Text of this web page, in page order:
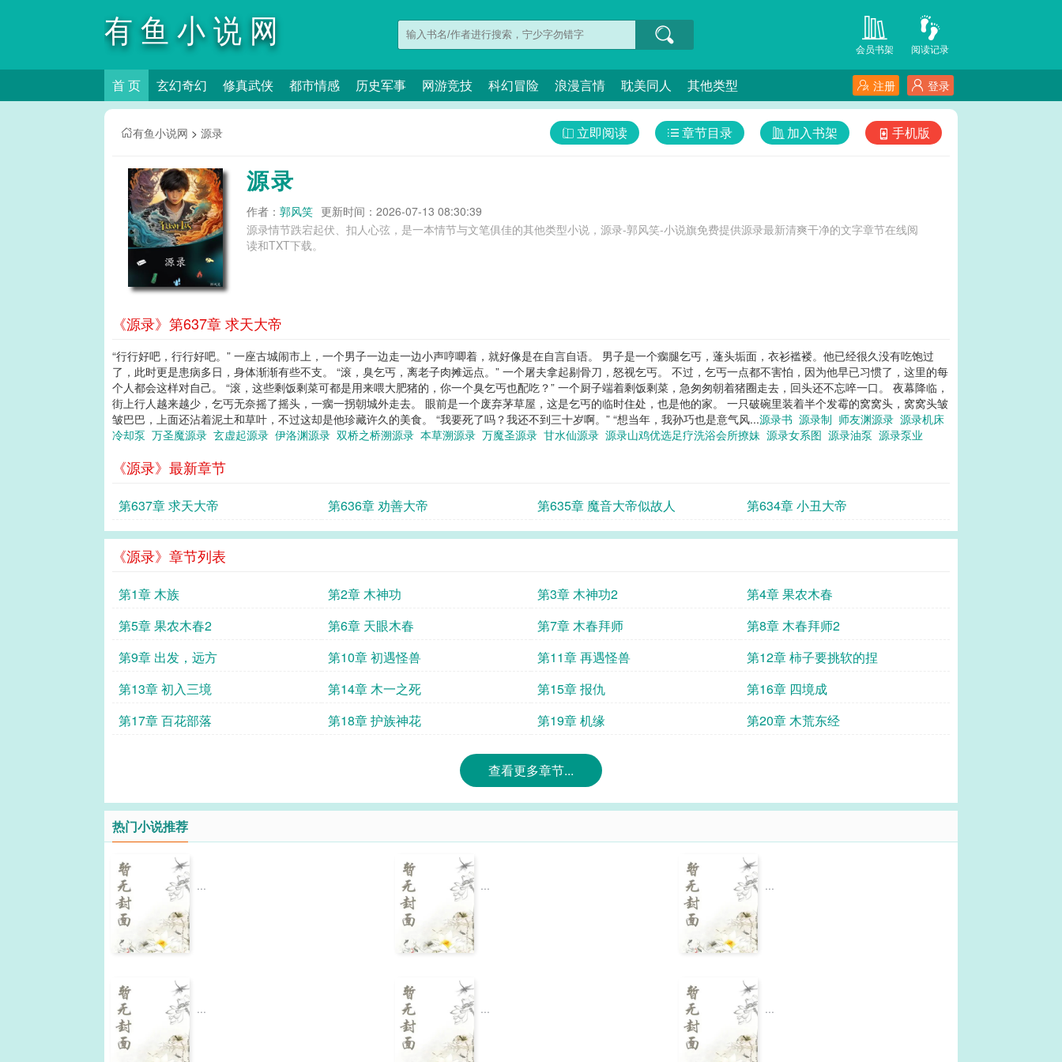
有鱼小说网 阅读记录
会员书架
首 页 玄幻奇幻 修真武侠 都市情感 历史军事 网游竞技 科幻冒险 浪漫言情 耽美同人 其他类型 登录
注册
有鱼小说网 > 源录 手机版
加入书架
章节目录
立即阅读
源录
作者： 郭风笑 更新时间：2026-07-13 08:30:39
源录情节跌宕起伏、扣人心弦，是一本情节与文笔俱佳的其他类型小说，源录-郭风笑-小说旗免费提供源录最新清爽干净的文字章节在线阅
读和TXT下载。
《源录》第637章 求天大帝
“行行好吧，行行好吧。” 一座古城闹市上，一个男子一边走一边小声哼唧着，就好像是在自言自语。 男子是一个瘸腿乞丐，蓬头垢面，衣衫褴褛。他已经很久没有吃饱过
了，此时更是患病多日，身体渐渐有些不支。 “滚，臭乞丐，离老子肉摊远点。” 一个屠夫拿起剔骨刀，怒视乞丐。 不过，乞丐一点都不害怕，因为他早已习惯了，这里的每
个人都会这样对自己。 “滚，这些剩饭剩菜可都是用来喂大肥猪的，你一个臭乞丐也配吃？” 一个厨子端着剩饭剩菜，急匆匆朝着猪圈走去，回头还不忘啐一口。 夜幕降临，
街上行人越来越少，乞丐无奈摇了摇头，一瘸一拐朝城外走去。 眼前是一个废弃茅草屋，这是乞丐的临时住处，也是他的家。 一只破碗里装着半个发霉的窝窝头，窝窝头皱
皱巴巴，上面还沾着泥土和草叶，不过这却是他珍藏许久的美食。 “我要死了吗？我还不到三十岁啊。” “想当年，我孙巧也是意气风...源录书 源录制 师友渊源录 源录机床
冷却泵 万圣魔源录 玄虚起源录 伊洛渊源录 双桥之桥溯源录 本草溯源录 万魔圣源录 甘水仙源录 源录山鸡优选足疗洗浴会所撩妹 源录女系图 源录油泵 源录泵业
《源录》最新章节
第637章 求天大帝 第636章 劝善大帝 第635章 魔音大帝似故人 第634章 小丑大帝
《源录》章节列表
第1章 木族 第2章 木神功 第3章 木神功2
第4章 果农木春
第5章 果农木春2
第6章 天眼木春 第7章 木春拜师
第8章 木春拜师2
第9章 出发，远方
第10章 初遇怪兽 第11章 再遇怪兽
第12章 柿子要挑软的捏
第13章 初入三境
第14章 木一之死 第15章 报仇
第16章 四境成
第17章 百花部落
第18章 护族神花 第19章 机缘 第20章 木荒东经
查看更多章节...
热门小说推荐
... ... ...
... ... ...